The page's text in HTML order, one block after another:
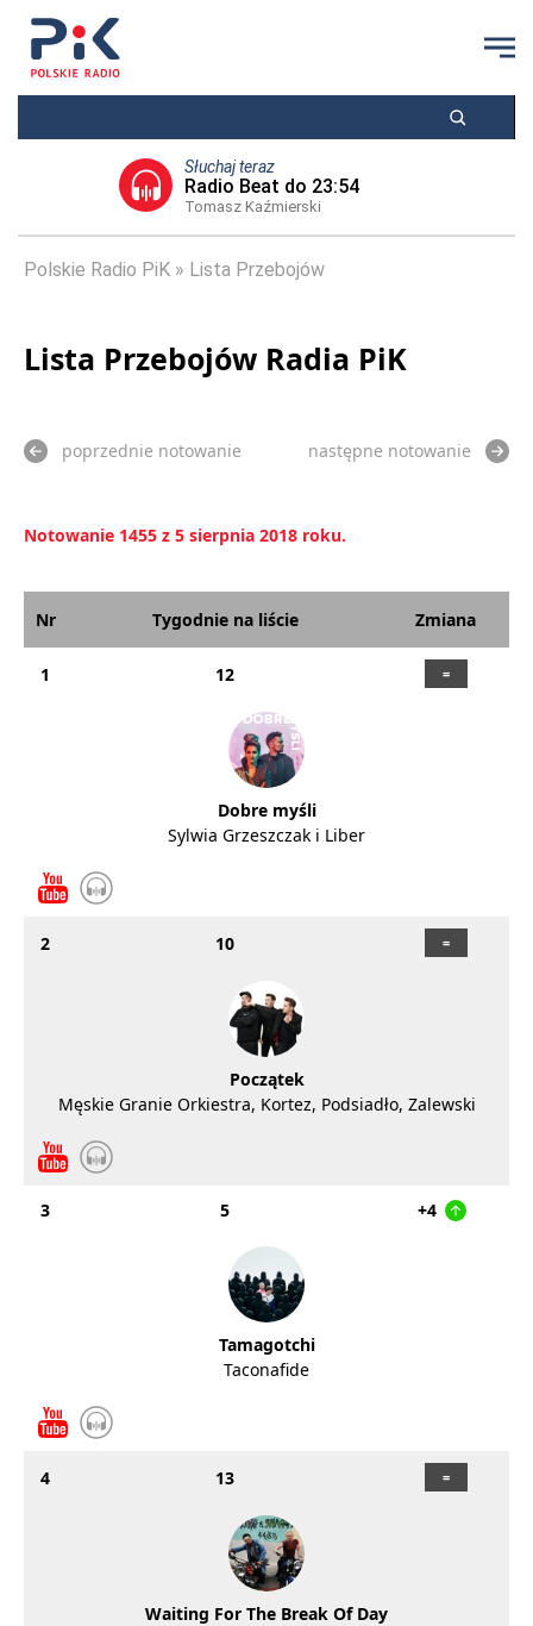
Słuchaj teraz
Radio Beat do 23:54
Tomasz Kaźmierski
Polskie Radio PiK Lista Przebojów
Lista Przebojów Radia PiK
poprzednie notowanie następne notowanie
Notowanie 1455 z 5 sierpnia 2018 roku.
Nr Tygodnie na liście Zmiana
1 12
Dobre myśli
Sylwia Grzeszczak i Liber
2 10
Początek
Męskie Granie Orkiestra, Kortez, Podsiadło, Zalewski
3 5 +4
Tamagotchi
Taconafide
4 13
Waiting For The Break Of Day